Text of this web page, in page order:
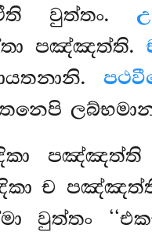
වුත්තං.
පඤ්ඤත්ති.
පඤ්ඤත්ති
ච පඤ්ඤත්ති
වුත්තං